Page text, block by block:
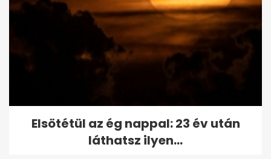
Elsötétül az ég nappal: 23 év után
láthatsz ilyen...